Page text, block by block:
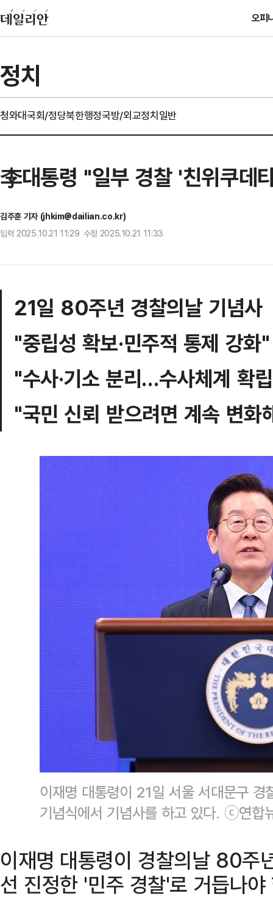
오피
정치
청와대국회/정당북한행정국방/외교정치일반
李대통령 "일부 경찰 '친위쿠데
김주훈 기자 (jhkim@dailian.co.kr)
입력 2025.10.21 11:29 수정 2025.10.21 11:33
21일 80주년 경찰의날 기념사
"중립성 확보·민주적 통제 강화"
"수사·기소 분리…수사체계 확
"국민 신뢰 받으려면 계속 변화
이재명 대통령이 21일 서울 서대문구
기념식에서 기념사를 하고 있다. ⓒ연합
이재명 대통령이 경찰의날 80주
선 진정한 '민주 경찰'로 거듭나